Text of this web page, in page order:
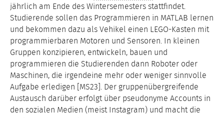
jährlich am Ende des Wintersemesters stattfindet.
Studierende sollen das Programmieren in MATLAB lernen
und bekommen dazu als Vehikel einen LEGO-Kasten mit
programmierbaren Motoren und Sensoren. In kleinen
Gruppen konzipieren, entwickeln, bauen und
programmieren die Studierenden dann Roboter oder
Maschinen, die irgendeine mehr oder weniger sinnvolle
Aufgabe erledigen [MS23]. Der gruppenübergreifende
Austausch darüber erfolgt über pseudonyme Accounts in
den sozialen Medien (meist Instagram) und macht die